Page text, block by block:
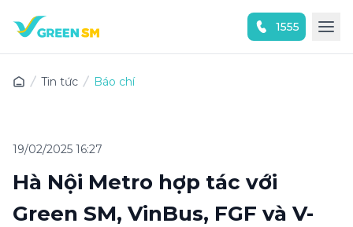
1555
Tin tức Báo chí
19/02/2025 16:27
Hà Nội Metro hợp tác với
Green SM, VinBus, FGF và V-